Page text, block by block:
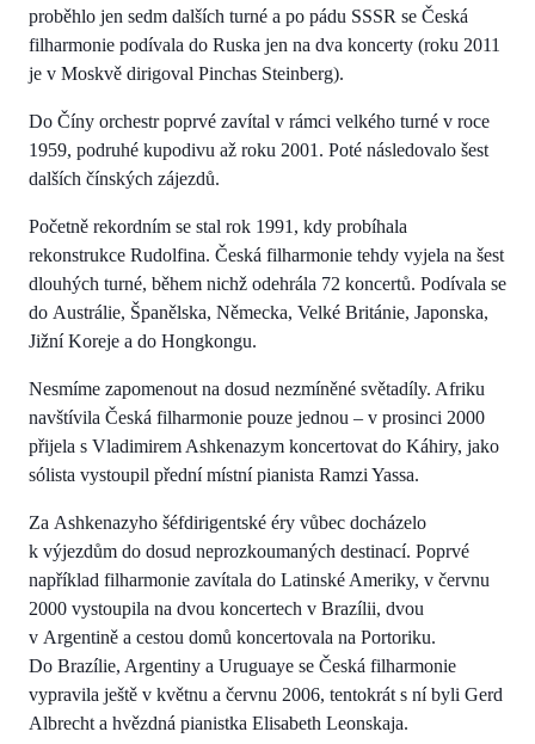
proběhlo jen sedm dalších turné a po pádu SSSR se Česká
filharmonie podívala do Ruska jen na dva koncerty (roku 2011
je v Moskvě dirigoval Pinchas Steinberg).
Do Číny orchestr poprvé zavítal v rámci velkého turné v roce
1959, podruhé kupodivu až roku 2001. Poté následovalo šest
dalších čínských zájezdů.
Početně rekordním se stal rok 1991, kdy probíhala
rekonstrukce Rudolfina. Česká filharmonie tehdy vyjela na šest
dlouhých turné, během nichž odehrála 72 koncertů. Podívala se
do Austrálie, Španělska, Německa, Velké Británie, Japonska,
Jižní Koreje a do Hongkongu.
Nesmíme zapomenout na dosud nezmíněné světadíly. Afriku
navštívila Česká filharmonie pouze jednou – v prosinci 2000
přijela s Vladimirem Ashkenazym koncertovat do Káhiry, jako
sólista vystoupil přední místní pianista Ramzi Yassa.
Za Ashkenazyho šéfdirigentské éry vůbec docházelo
k výjezdům do dosud neprozkoumaných destinací. Poprvé
například filharmonie zavítala do Latinské Ameriky, v červnu
2000 vystoupila na dvou koncertech v Brazílii, dvou
v Argentině a cestou domů koncertovala na Portoriku.
Do Brazílie, Argentiny a Uruguaye se Česká filharmonie
vypravila ještě v květnu a červnu 2006, tentokrát s ní byli Gerd
Albrecht a hvězdná pianistka Elisabeth Leonskaja.